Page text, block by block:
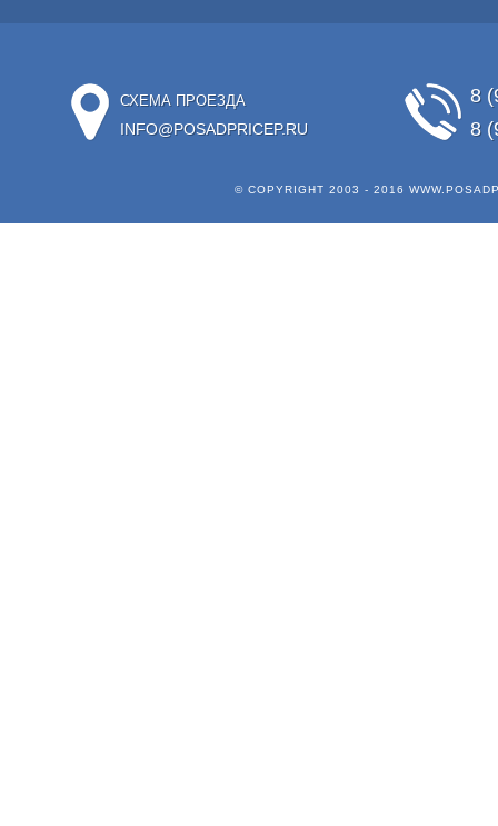
СХЕМА ПРОЕЗДА
INFO@POSADPRICEP.RU
8
8
© COPYRIGHT 2003 - 2016